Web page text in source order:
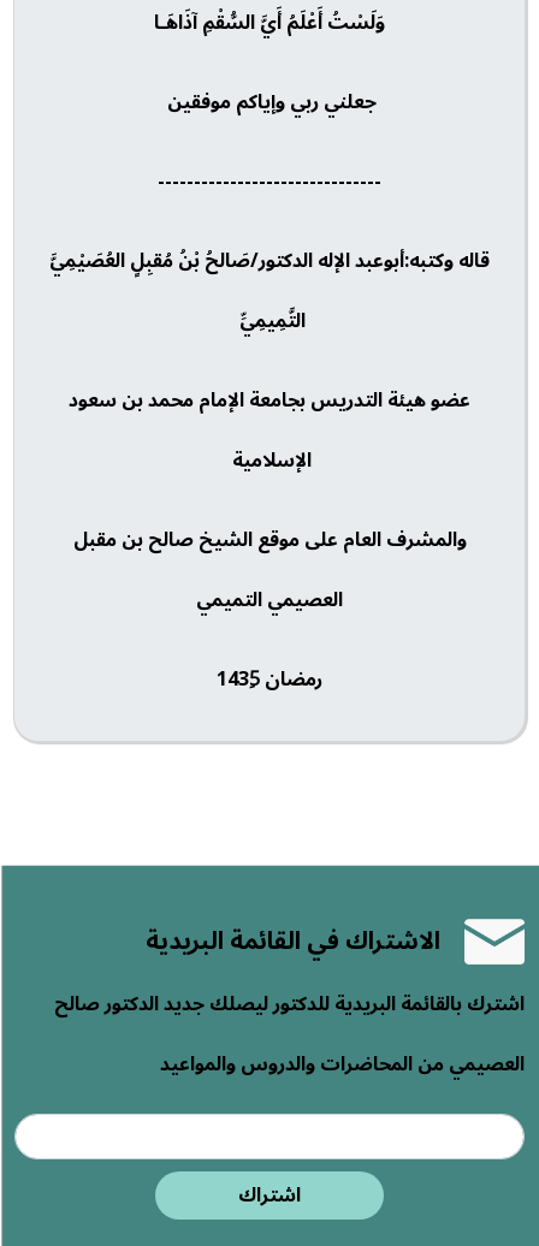
وَلَسْتُ أَعْلَمُ أَيَّ السُّقْمِ آذَاهَـا
جعلني ربي وإياكم موفقين
-------------------------------
قاله وكتبه:أبوعبد الإله الدكتور/صَالحُ بْنُ مُقبِلٍ العُصَيْمِيَّ
التَّمِيمِيِّ
عضو هيئة التدريس بجامعة الإمام محمد بن سعود
الإسلامية
والمشرف العام على موقع الشيخ صالح بن مقبل
العصيمي التميمي
رمضان 1435ِ
الاشتراك في القائمة البريدية
اشترك بالقائمة البريدية للدكتور ليصلك جديد الدكتور صالح
العصيمي من المحاضرات والدروس والمواعيد
اشتراك